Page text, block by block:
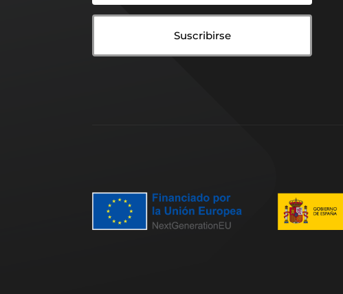
Suscribirse